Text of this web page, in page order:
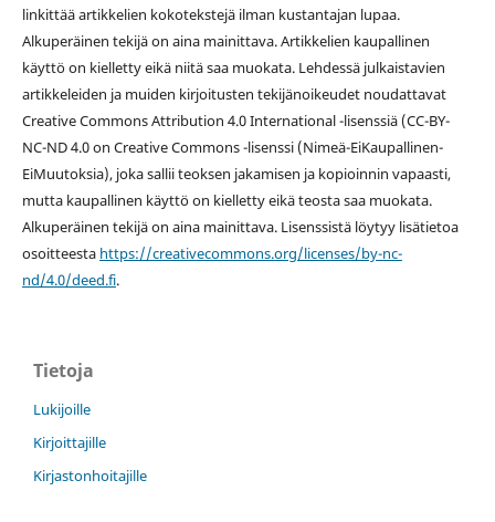
linkittää artikkelien kokotekstejä ilman kustantajan lupaa.
Alkuperäinen tekijä on aina mainittava. Artikkelien kaupallinen
käyttö on kielletty eikä niitä saa muokata. Lehdessä julkaistavien
artikkeleiden ja muiden kirjoitusten tekijänoikeudet noudattavat
Creative Commons Attribution 4.0 International -lisenssiä (CC-BY-
NC-ND 4.0 on Creative Commons -lisenssi(Nimeä-EiKaupallinen-
EiMuutoksia), joka sallii teoksen jakamisen ja kopioinnin vapaasti,
mutta kaupallinen käyttö on kielletty eikä teosta saa muokata.
Alkuperäinen tekijä on aina mainittava. Lisenssistä löytyy lisätietoa
osoitteesta https://creativecommons.org/licenses/by-nc-
nd/4.0/deed.fi.
Tietoja
Lukijoille
Kirjoittajille
Kirjastonhoitajille